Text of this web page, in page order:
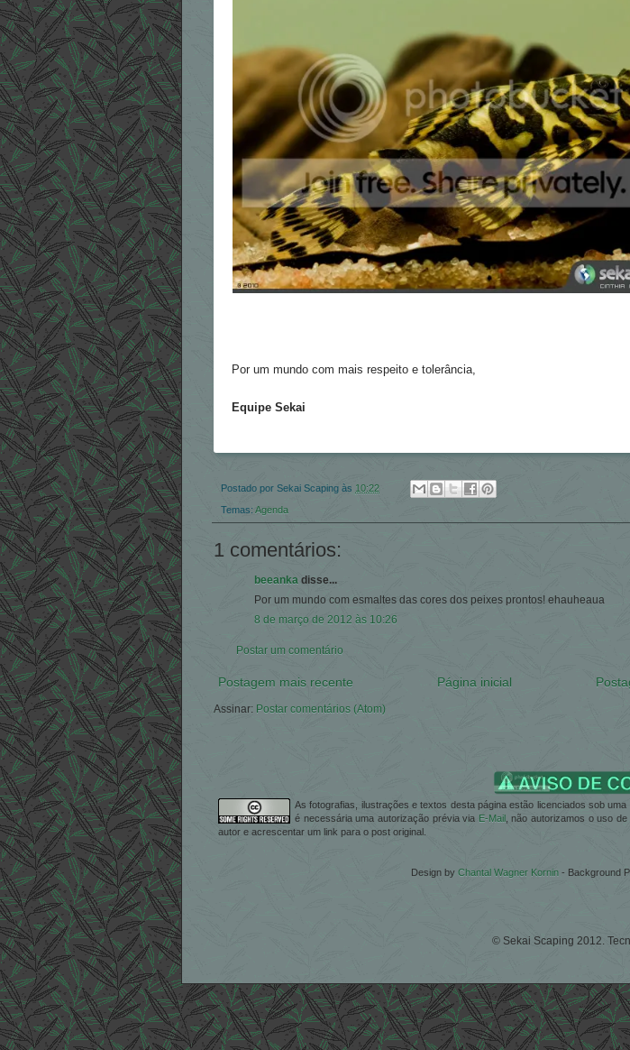
Por um mundo com mais respeito e tolerância,
Equipe Sekai
Postado por Sekai Scaping às 10:22
Temas: Agenda
1 comentários:
beeanka disse...
Por um mundo com esmaltes das cores dos peixes prontos! ehauheaua
8 de março de 2012 às 10:26
Postar um comentário
Postagem mais recente Página inicial
Assinar: Postar comentários (Atom)
As fotografias, ilustrações e textos desta página estão licenciados sob uma
é necessária uma autorização prévia via E-Mail, não autorizamos o uso
autor e acrescentar um link para o post original.
Design by Chantal Wagner Kornin - Background
© Sekai Scaping 2012.